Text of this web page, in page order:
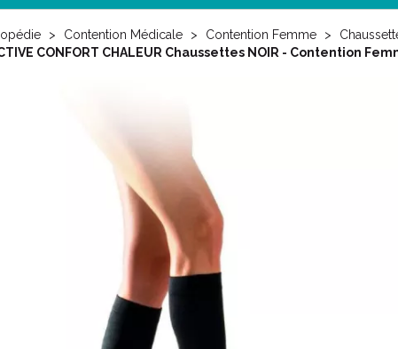
Contention Médicale Contention Femme
CONFORT CHALEUR Chaussettes NOIR - Contention